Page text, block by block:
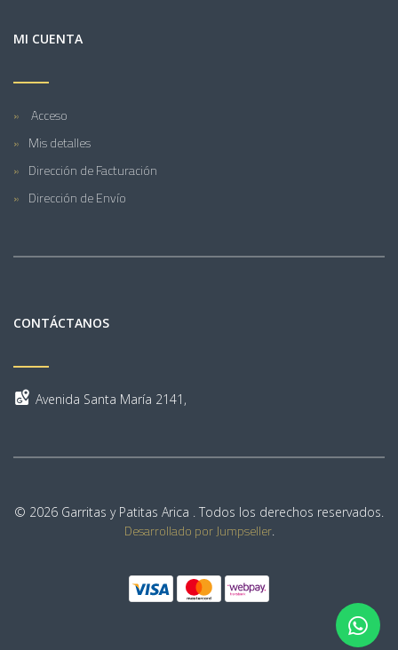
MI CUENTA
Acceso
Mis detalles
Dirección de Facturación
Dirección de Envío
CONTÁCTANOS
Avenida Santa María 2141,
© 2026 Garritas y Patitas Arica . Todos los derechos reservados.
Desarrollado por Jumpseller.